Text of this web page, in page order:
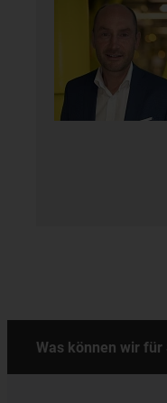
Was können wir für